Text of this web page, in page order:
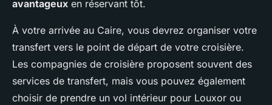
avantageux en réservant tôt.
À votre arrivée au Caire, vous devrez organiser votre
transfert vers le point de départ de votre croisière.
Les compagnies de croisière proposent souvent des
services de transfert, mais vous pouvez également
choisir de prendre un vol intérieur pour Louxor ou